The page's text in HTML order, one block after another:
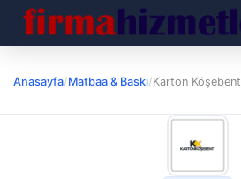
Anasayfa/Matbaa & Baskı/Karton Köşebent